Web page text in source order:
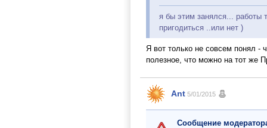
я бы этим занялся... работы
пригодиться ..или нет )
Я вот только не совсем понял -
полезное, что можно на тот же
Ant 5/01/2015
Сообщение